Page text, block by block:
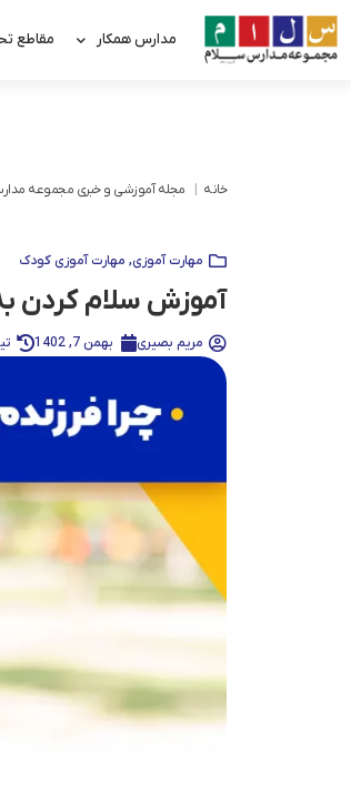
مدارس همکار مقاطع
خانه مجله آموزشی و خبری مجموعه
مهارت آموزی, مهارت آموزی کودک
آموزش سلام کردن به کودکان با ۵ روش |
مریم بصیری بهمن 7, 1402 تیر 9,